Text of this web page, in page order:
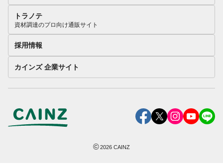
トラノテ
資材調達のプロ向け通販サイト
採用情報
カインズ 企業サイト
©2026 CAINZ